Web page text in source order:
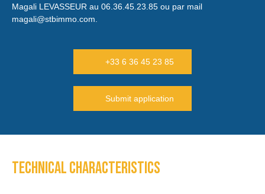
Magali LEVASSEUR au 06.36.45.23.85 ou par mail
magali@stbimmo.com.
+33 6 36 45 23 85
Submit application
Technical characteristics